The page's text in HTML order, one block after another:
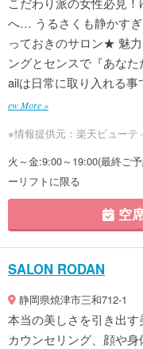
へ… うるさくも静かす
っておきのサロン★ 魅
ングとセンスで『あな
ailは日常に取り入れる
ew More »
※情報提供元：楽天ビューテ
火～金:9:00～19:00(最終ご
ーリフトに限る
空
SALON RODAN
静岡県焼津市三和712-1
本当の美しさを引き出
カウンセリング、顔や